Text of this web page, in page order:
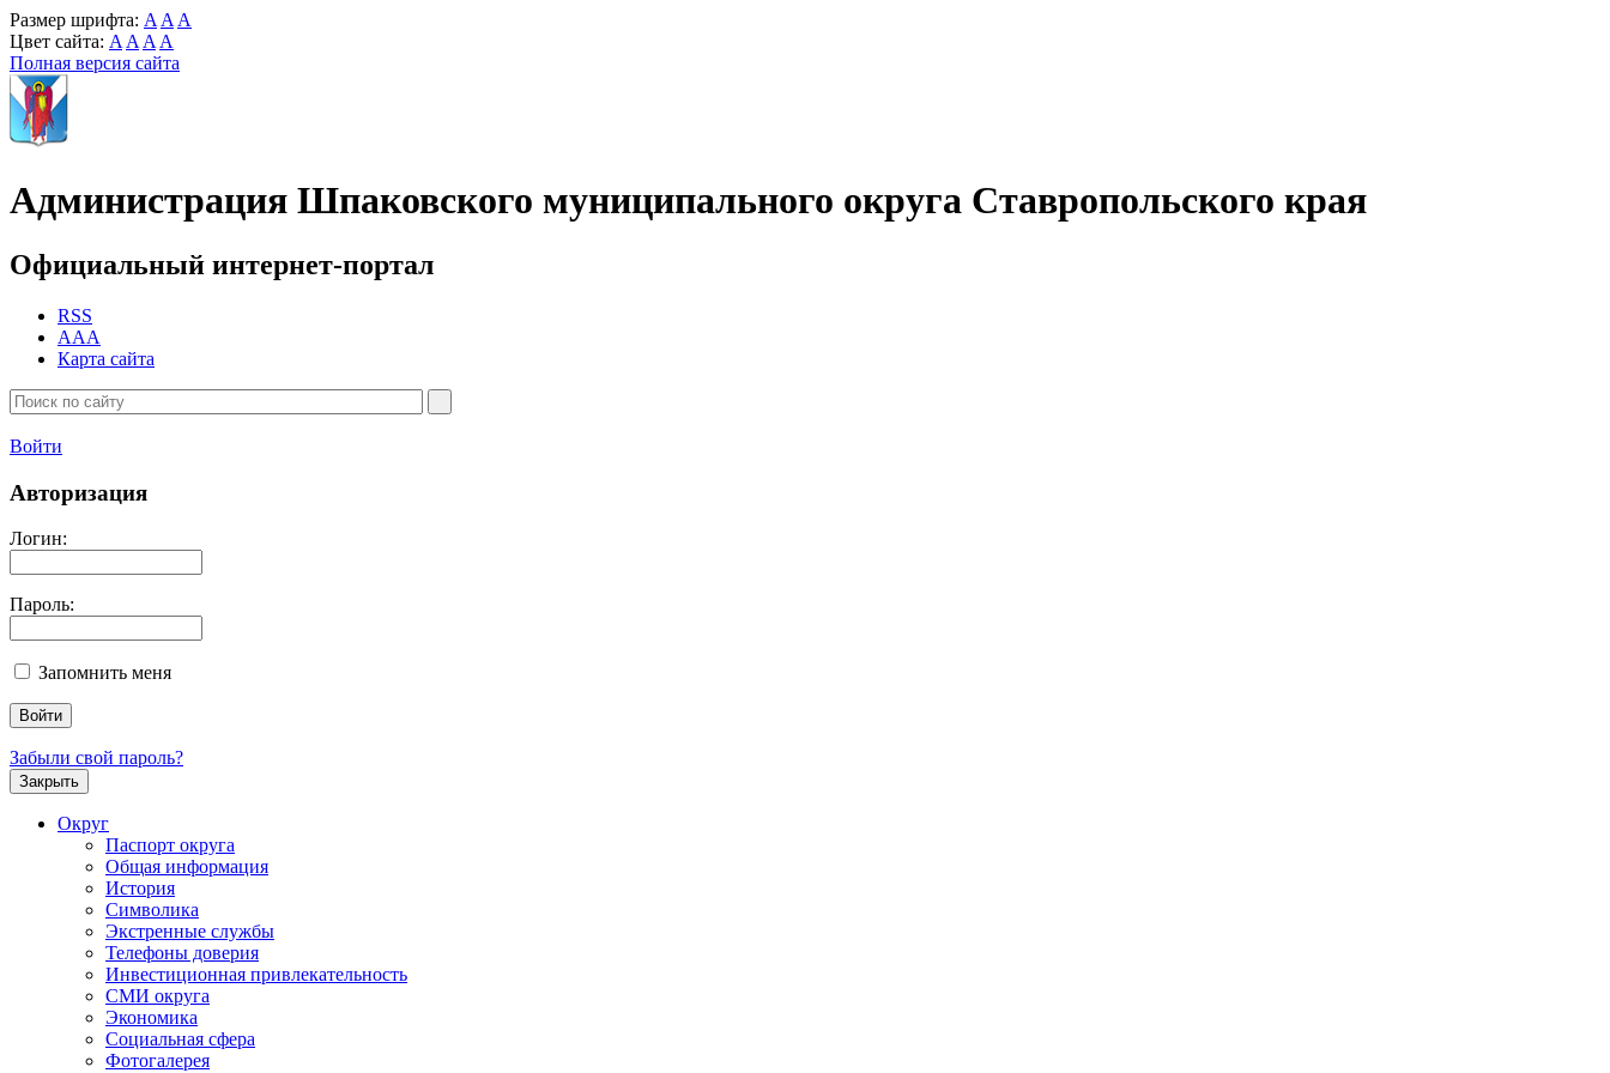
Размер шрифта: A A A
Цвет сайта: A A A A
Полная версия сайта
Администрация Шпаковского муниципального округа Ставропольского края
Официальный интернет-портал
RSS
AAA
Карта сайта
Войти
Авторизация
Логин:
Пароль:
Запомнить меня
Забыли свой пароль?
Закрыть
Округ
Паспорт округа
Общая информация
История
Символика
Экстренные службы
Телефоны доверия
Инвестиционная привлекательность
СМИ округа
Экономика
Социальная сфера
Фотогалерея